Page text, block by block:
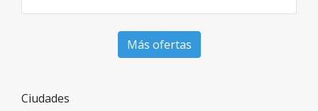
Más ofertas
Ciudades